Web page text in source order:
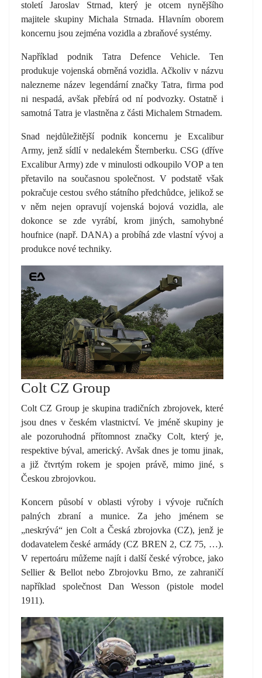
století Jaroslav Strnad, který je otcem nynějšího
majitele skupiny Michala Strnada. Hlavním oborem
koncernu jsou zejména vozidla a zbraňové systémy.
Například podnik Tatra Defence Vehicle. Ten
produkuje vojenská obrněná vozidla. Ačkoliv v názvu
nalezneme název legendární značky Tatra, firma pod
ni nespadá, avšak přebírá od ní podvozky. Ostatně i
samotná Tatra je vlastněna z části Michalem Strnadem.
Snad nejdůležitější podnik koncernu je Excalibur
Army, jenž sídlí v nedalekém Šternberku. CSG (dříve
Excalibur Army) zde v minulosti odkoupilo VOP a ten
přetavilo na současnou společnost. V podstatě však
pokračuje cestou svého státního předchůdce, jelikož se
v něm nejen opravují vojenská bojová vozidla, ale
dokonce se zde vyrábí, krom jiných, samohybné
houfnice (např. DANA) a probíhá zde vlastní vývoj a
produkce nové techniky.
Colt CZ Group
Colt CZ Group je skupina tradičních zbrojovek, které
jsou dnes v českém vlastnictví. Ve jméně skupiny je
ale pozoruhodná přítomnost značky Colt, který je,
respektive býval, americký. Avšak dnes je tomu jinak,
a již čtvrtým rokem je spojen právě, mimo jiné, s
Českou zbrojovkou.
Koncern působí v oblasti výroby i vývoje ručních
palných zbraní a munice. Za jeho jménem se
„neskrývá“ jen Colt a Česká zbrojovka (CZ), jenž je
dodavatelem české armády (CZ BREN 2, CZ 75, …).
V repertoáru můžeme najít i další české výrobce, jako
Sellier & Bellot nebo Zbrojovku Brno, ze zahraničí
například společnost Dan Wesson (pistole model
1911).